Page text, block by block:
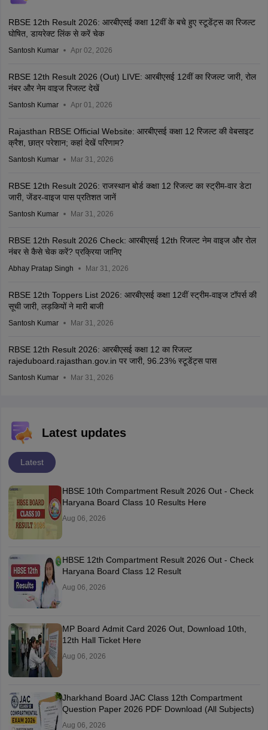
RBSE 12th Result 2026: आरबीएसई कक्षा 12वीं के बचे हुए स्टूडेंट्स का रिजल्ट
घोषित, डायरेक्ट लिंक से करें चेक
Santosh Kumar Apr 02, 2026
RBSE 12th Result 2026 (Out) LIVE: आरबीएसई 12वीं का रिजल्ट जारी, रोल
नंबर और नेम वाइज रिजल्ट देखें
Santosh Kumar Apr 01, 2026
Rajasthan RBSE Official Website: आरबीएसई कक्षा 12 रिजल्ट की वेबसाइट
क्रैश, छात्र परेशान; कहां देखें परिणाम?
Santosh Kumar Mar 31, 2026
RBSE 12th Result 2026: राजस्थान बोर्ड कक्षा 12 रिजल्ट का स्ट्रीम-वार डेटा
जारी, जेंडर-वाइज पास प्रतिशत जानें
Santosh Kumar Mar 31, 2026
RBSE 12th Result 2026 Check: आरबीएसई 12th रिजल्ट नेम वाइज और रोल
नंबर से कैसे चेक करें? प्रक्रिया जानिए
Abhay Pratap Singh Mar 31, 2026
RBSE 12th Toppers List 2026: आरबीएसई कक्षा 12वीं स्ट्रीम-वाइज टॉपर्स की
सूची जारी, लड़कियों ने मारी बाजी
Santosh Kumar Mar 31, 2026
RBSE 12th Result 2026: आरबीएसई कक्षा 12 का रिजल्ट
rajeduboard.rajasthan.gov.in पर जारी, 96.23% स्टूडेंट्स पास
Santosh Kumar Mar 31, 2026
Latest updates
Latest
HBSE 10th Compartment Result 2026 Out - Check
Haryana Board Class 10 Results Here
Aug 06, 2026
HBSE 12th Compartment Result 2026 Out - Check
Haryana Board Class 12 Result
Aug 06, 2026
MP Board Admit Card 2026 Out, Download 10th,
12th Hall Ticket Here
Aug 06, 2026
Jharkhand Board JAC Class 12th Compartment
Question Paper 2026 PDF Download (All Subjects)
Aug 06, 2026